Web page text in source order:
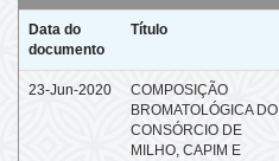
Data do
documento
Título
23-Jun-2020
COMPOSIÇÃO
BROMATOLÓGICA DO
CONSÓRCIO DE
MILHO, CAPIM E